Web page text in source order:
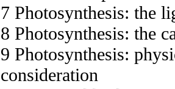
7 Photosynthesis: the
8 Photosynthesis: the
9 Photosynthesis:
consideration